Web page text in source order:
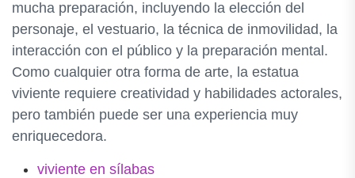
mucha preparación, incluyendo la elección del
personaje, el vestuario, la técnica de inmovilidad, la
interacción con el público y la preparación mental.
Como cualquier otra forma de arte, la estatua
viviente requiere creatividad y habilidades actorales,
pero también puede ser una experiencia muy
enriquecedora.
viviente en sílabas